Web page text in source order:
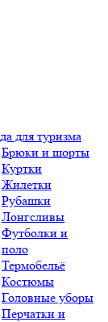
для туризма
Брюки и шорты
Куртки
Жилетки
Рубашки
Лонгсливы
Футболки и
поло
Термобельё
Костюмы
Головные уборы
Перчатки и